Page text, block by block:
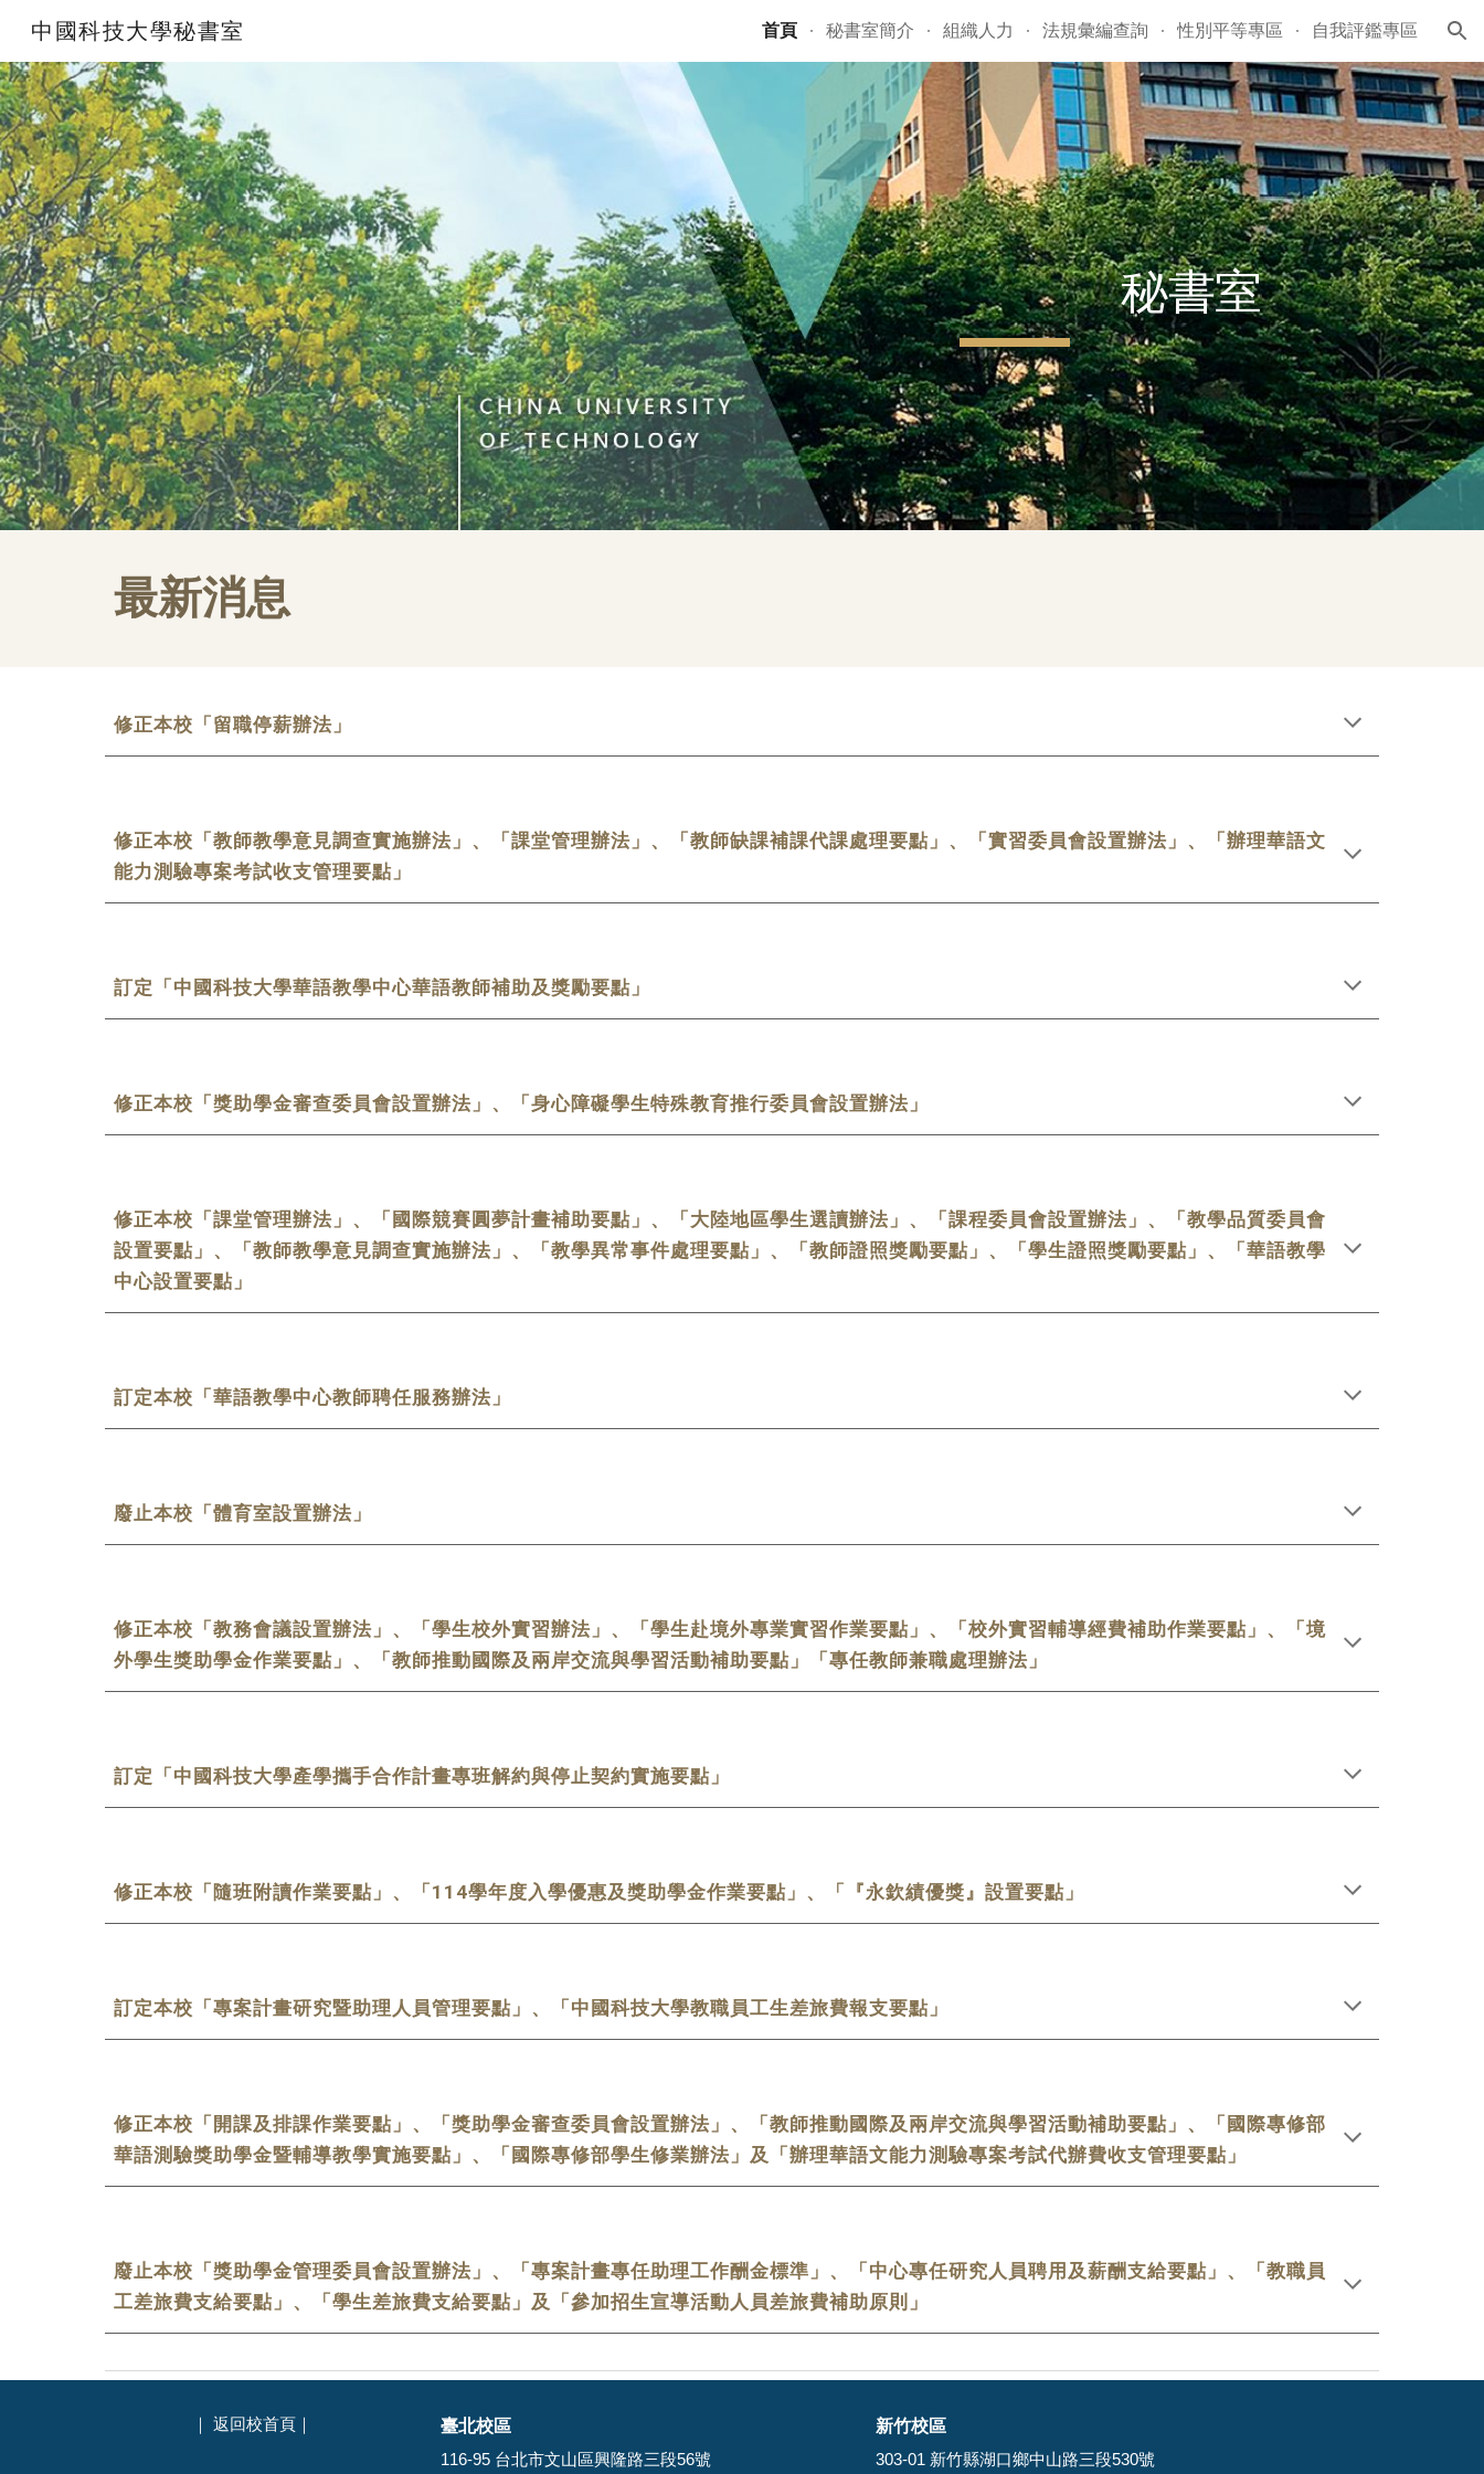
Skip to navigation
中國科技大學秘書室 首頁 秘書室簡介 組織人力 法規彙編查詢 性別平等專區 自我評鑑專區
秘書室
最新消息
修正本校「留職停薪辦法」
修正本校「教師教學意見調查實施辦法」、「課堂管理辦法」、「教師缺課補課代課處理要點」、「實習委員會設置辦法」、「辦理華語文
能力測驗專案考試收支管理要點」
訂定「中國科技大學華語教學中心華語教師補助及獎勵要點」
修正本校「獎助學金審查委員會設置辦法」、「身心障礙學生特殊教育推行委員會設置辦法」
修正本校「課堂管理辦法」、「國際競賽圓夢計畫補助要點」、「大陸地區學生選讀辦法」、「課程委員會設置辦法」、「教學品質委員會
設置要點」、「教師教學意見調查實施辦法」、「教學異常事件處理要點」、「教師證照獎勵要點」、「學生證照獎勵要點」、「華語教學
中心設置要點」
訂定本校「華語教學中心教師聘任服務辦法」
廢止本校「體育室設置辦法」
修正本校 「教務會議設置辦法」、「學生校外實習辦法」、「學生赴境外專業實習作業要點」、「校外實習輔導經費補助作業要點」、「境
外學生獎助學金作業要點」、「教師推動國際及兩岸交流與學習活動補助要點」「專任教師兼職處理辦法」
訂定「中國科技大學產學攜手合作計畫專班解約與停止契約實施要點」
修正本校「隨班附讀作業要點」、「114學年度入學優惠及獎助學金作業要點」、「『永欽績優獎』設置要點」
訂定本校「專案計畫研究暨助理人員管理要點」、「中國科技大學教職員工生差旅費報支要點」
修正本校「開課及排課作業要點」、「獎助學金審查委員會設置辦法」、「教師推動國際及兩岸交流與學習活動補助要點」、「國際專修部
華語測驗獎助學金暨輔導教學實施要點」、「國際專修部學生修業辦法」 及「辦理華語文能力測驗專案考試代辦費收支管理要點」
廢止本校「 獎助學金管理委員會設置辦法 」、「專案計畫專任助理工作酬金標準」、「中心專任研究人員聘用及薪酬支給要點」、「教職員
工差旅費支給要點」、「學生差旅費支給要點」 及 「參加招生宣導活動人員差旅費補助原則」
返回校首頁｜ 臺北校區
116-95 台北市文山區興隆路三段56號
新竹校區
303-01 新竹縣湖口鄉中山路三段530號